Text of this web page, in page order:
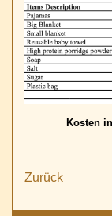
Kosten
Zurück